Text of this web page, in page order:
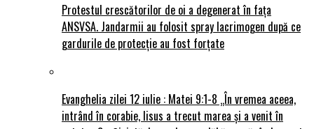
Protestul crescătorilor de oi a degenerat în fața
ANSVSA. Jandarmii au folosit spray lacrimogen după ce
gardurile de protecție au fost forțate
Evanghelia zilei 12 iulie : Matei 9:1-8 „În vremea aceea,
intrând în corabie, Iisus a trecut marea și a venit în